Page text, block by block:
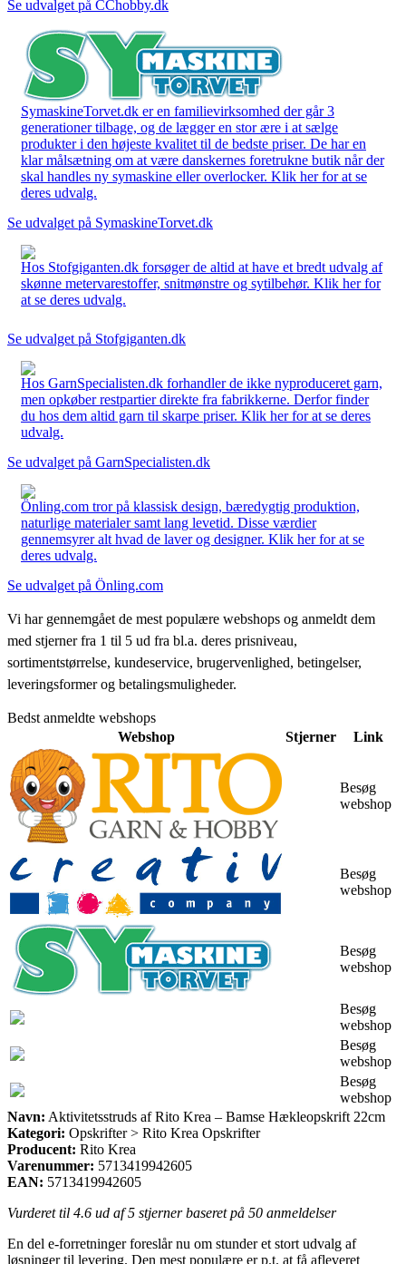
Se udvalget på CChobby.dk
SymaskineTorvet.dk er en familievirksomhed der går 3
generationer tilbage, og de lægger en stor ære i at sælge
produkter i den højeste kvalitet til de bedste priser. De har en
klar målsætning om at være danskernes foretrukne butik når der
skal handles ny symaskine eller overlocker. Klik her for at se
deres udvalg.
Se udvalget på SymaskineTorvet.dk
Hos Stofgiganten.dk forsøger de altid at have et bredt udvalg af
skønne metervarestoffer, snitmønstre og sytilbehør. Klik her for
at se deres udvalg.
Se udvalget på Stofgiganten.dk
Hos GarnSpecialisten.dk forhandler de ikke nyproduceret garn,
men opkøber restpartier direkte fra fabrikkerne. Derfor finder
du hos dem altid garn til skarpe priser. Klik her for at se deres
udvalg.
Se udvalget på GarnSpecialisten.dk
Önling.com tror på klassisk design, bæredygtig produktion,
naturlige materialer samt lang levetid. Disse værdier
gennemsyrer alt hvad de laver og designer. Klik her for at se
deres udvalg.
Se udvalget på Önling.com
Vi har gennemgået de mest populære webshops og anmeldt dem
med stjerner fra 1 til 5 ud fra bl.a. deres prisniveau,
sortimentstørrelse, kundeservice, brugervenlighed, betingelser,
leveringsformer og betalingsmuligheder.
Bedst anmeldte webshops
Webshop
Stjerner Link
Besøg
webshop
Besøg
webshop
Besøg
webshop
Besøg
webshop
Besøg
webshop
Besøg
webshop
Navn: Aktivitetsstruds af Rito Krea – Bamse Hækleopskrift 22cm
Kategori: Opskrifter > Rito Krea Opskrifter
Producent: Rito Krea
Varenummer: 5713419942605
EAN: 5713419942605
Vurderet til 4.6 ud af 5 stjerner baseret på 50 anmeldelser
En del e-forretninger foreslår nu om stunder et stort udvalg af
løsninger til levering. Den mest populære er p.t. at få afleveret